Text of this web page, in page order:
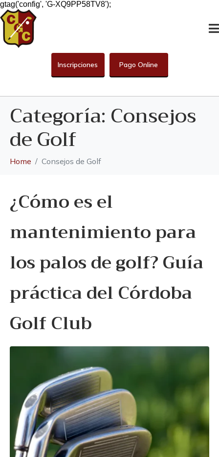
gtag('config', 'G-XQ9PP58TV8');
Inscripciones Pago Online
Categoría: Consejos
de Golf
Home Consejos de Golf
¿Cómo es el
mantenimiento para
los palos de golf? Guía
práctica del Córdoba
Golf Club